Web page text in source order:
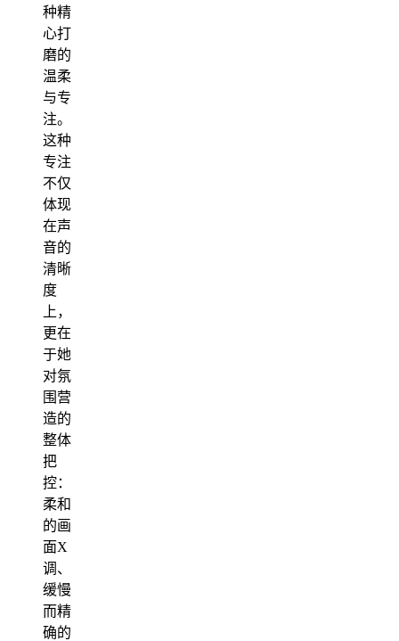
种精
心打
磨的
温柔
与专
注。
这种
专注
不仅
体现
在声
音的
清晰
度
上，
更在
于她
对氛
围营
造的
整体
把
控：
柔和
的画
面X
调、
缓慢
而精
确的